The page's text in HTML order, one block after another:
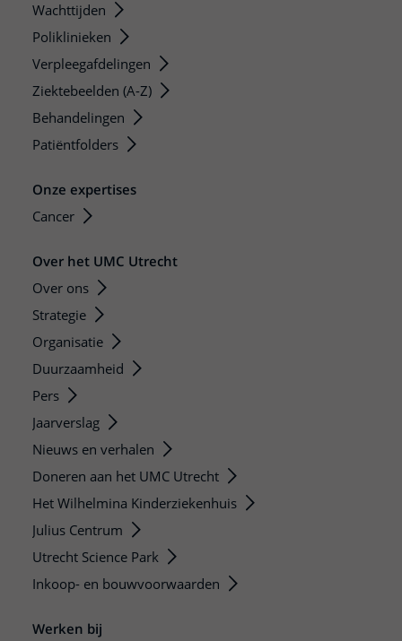
Wachttijden
Poliklinieken
Verpleegafdelingen
Ziektebeelden (A-Z)
Behandelingen
Patiëntfolders
Onze expertises
Cancer
Over het UMC Utrecht
Over ons
Strategie
Organisatie
Duurzaamheid
Pers
Jaarverslag
Nieuws en verhalen
Doneren aan het UMC Utrecht
Het Wilhelmina Kinderziekenhuis
Julius Centrum
Utrecht Science Park
Inkoop- en bouwvoorwaarden
Werken bij